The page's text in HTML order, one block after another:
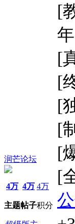
润芒论坛
4万
主题
4万
帖子
4万
积分
[
年
[
[
[
[
[
[